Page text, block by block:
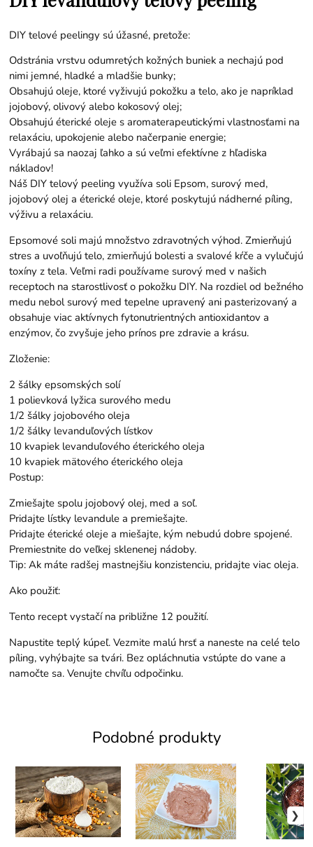
DIY telové peelingy sú úžasné, pretože:
Odstránia vrstvu odumretých kožných buniek a nechajú pod
nimi jemné, hladké a mladšie bunky;
Obsahujú oleje, ktoré vyživujú pokožku a telo, ako je napríklad
jojobový, olivový alebo kokosový olej;
Obsahujú éterické oleje s aromaterapeutickými vlastnosťami na
relaxáciu, upokojenie alebo načerpanie energie;
Vyrábajú sa naozaj ľahko a sú veľmi efektívne z hľadiska
nákladov!
Náš DIY telový peeling využíva soli Epsom, surový med,
jojobový olej a éterické oleje, ktoré poskytujú nádherné píling,
výživu a relaxáciu.
Epsomové soli majú množstvo zdravotných výhod. Zmierňujú
stres a uvoľňujú telo, zmierňujú bolesti a svalové kŕče a vylučujú
toxíny z tela. Veľmi radi používame surový med v našich
receptoch na starostlivosť o pokožku DIY. Na rozdiel od bežného
medu nebol surový med tepelne upravený ani pasterizovaný a
obsahuje viac aktívnych fytonutrientných antioxidantov a
enzýmov, čo zvyšuje jeho prínos pre zdravie a krásu.
Zloženie:
2 šálky epsomských solí
1 polievková lyžica surového medu
1/2 šálky jojobového oleja
1/2 šálky levanduľových lístkov
10 kvapiek levanduľového éterického oleja
10 kvapiek mätového éterického oleja
Postup:
Zmiešajte spolu jojobový olej, med a soľ.
Pridajte lístky levandule a premiešajte.
Pridajte éterické oleje a miešajte, kým nebudú dobre spojené.
Premiestnite do veľkej sklenenej nádoby.
Tip: Ak máte radšej mastnejšiu konzistenciu, pridajte viac oleja.
Ako použiť:
Tento recept vystačí na približne 12 použití.
Napustite teplý kúpeľ. Vezmite malú hrsť a naneste na celé telo
píling, vyhýbajte sa tvári. Bez opláchnutia vstúpte do vane a
namočte sa. Venujte chvíľu odpočinku.
Podobné produkty